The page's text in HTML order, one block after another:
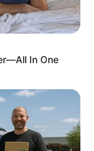
In One